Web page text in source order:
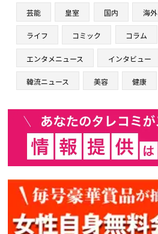
芸能 皇室 国内 海外
ライフ コミック コラム
エンタメニュース インタビュー
韓流ニュース 美容 健康